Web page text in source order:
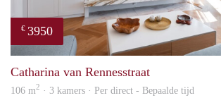
€ 3950
Catharina van Rennesstraat
106 m2 · 3 kamers · Per direct - Bepaalde tijd